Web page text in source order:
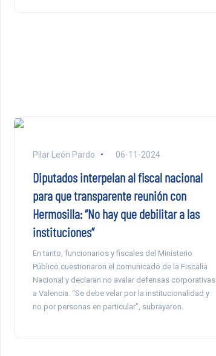
Pilar León Pardo 06-11-2024
Diputados interpelan al fiscal nacional
para que transparente reunión con
Hermosilla: “No hay que debilitar a las
instituciones”
En tanto, funcionarios y fiscales del Ministerio
Público cuestionaron el comunicado de la Fiscalía
Nacional y declaran no avalar defensas corporativas
a Valencia. “Se debe velar por la institucionalidad y
no por personas en particular”, subrayaron.